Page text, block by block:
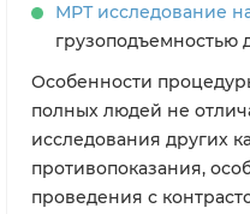
МРТ исследование
грузоподъемностью
Особенности
полных людей не
исследования других
противопоказания,
проведения с